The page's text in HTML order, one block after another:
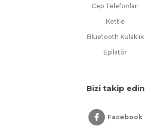
Cep Telefonları
Kettle
Bluetooth Kulaklık
Epilatör
Bizi takip edin
Facebook